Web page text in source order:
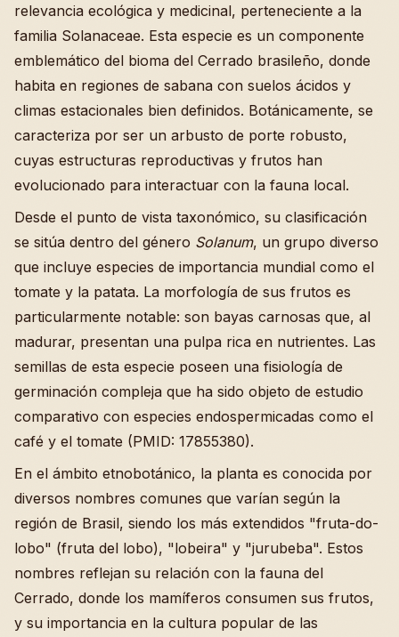
relevancia ecológica y medicinal, perteneciente a la
familia Solanaceae. Esta especie es un componente
emblemático del bioma del Cerrado brasileño, donde
habita en regiones de sabana con suelos ácidos y
climas estacionales bien definidos. Botánicamente, se
caracteriza por ser un arbusto de porte robusto,
cuyas estructuras reproductivas y frutos han
evolucionado para interactuar con la fauna local.
Desde el punto de vista taxonómico, su clasificación
se sitúa dentro del género Solanum, un grupo diverso
que incluye especies de importancia mundial como el
tomate y la patata. La morfología de sus frutos es
particularmente notable: son bayas carnosas que, al
madurar, presentan una pulpa rica en nutrientes. Las
semillas de esta especie poseen una fisiología de
germinación compleja que ha sido objeto de estudio
comparativo con especies endospermicadas como el
café y el tomate (PMID: 17855380).
En el ámbito etnobotánico, la planta es conocida por
diversos nombres comunes que varían según la
región de Brasil, siendo los más extendidos "fruta-do-
lobo" (fruta del lobo), "lobeira" y "jurubeba". Estos
nombres reflejan su relación con la fauna del
Cerrado, donde los mamíferos consumen sus frutos,
y su importancia en la cultura popular de las